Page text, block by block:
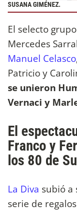
SUSANA GIMÉNEZ.
El selecto
Mercedes
Manuel Celasco
Patricio y
se unieron
Vernaci y
El
Franco y
los 80 de
La Diva subió a
serie de